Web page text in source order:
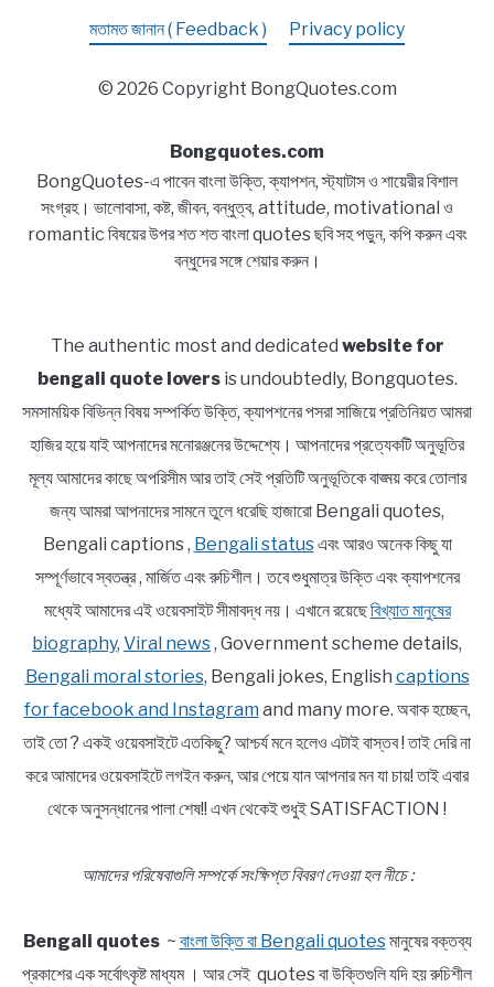
মতামত জানান ( Feedback ) Privacy policy
© 2026 Copyright BongQuotes.com
Bongquotes.com
BongQuotes-এ পাবেন বাংলা উক্তি, ক্যাপশন, স্ট্যাটাস ও শায়েরীর বিশাল
সংগ্রহ। ভালোবাসা, কষ্ট, জীবন, বন্ধুত্ব, attitude, motivational ও
romantic বিষয়ের উপর শত শত বাংলা quotes ছবি সহ পড়ুন, কপি করুন এবং
বন্ধুদের সঙ্গে শেয়ার করুন।
The authentic most and dedicated website for
bengali quote loversis undoubtedly, Bongquotes.
সমসাময়িক বিভিন্ন বিষয় সম্পর্কিত উক্তি, ক্যাপশনের পসরা সাজিয়ে প্রতিনিয়ত আমরা
হাজির হয়ে যাই আপনাদের মনোরঞ্জনের উদ্দেশ্যে। আপনাদের প্রত্যেকটি অনুভূতির
মূল্য আমাদের কাছে অপরিসীম আর তাই সেই প্রতিটি অনুভূতিকে বাঙ্ময় করে তোলার
জন্য আমরা আপনাদের সামনে তুলে ধরেছি হাজারো Bengali quotes,
Bengali captions , Bengali statusএবং আরও অনেক কিছু যা
সম্পূর্ণভাবে স্বতন্ত্র , মার্জিত এবং রুচিশীল। তবে শুধুমাত্র উক্তি এবং ক্যাপশনের
মধ্যেই আমাদের এই ওয়েবসাইট সীমাবদ্ধ নয়। এখানে রয়েছেবিখ্যাত মানুষের
biography, Viral news, Government scheme details,
Bengali moral stories, Bengali jokes, English captions
for facebook and Instagram and many more. অবাক হচ্ছেন,
তাই তো ? একই ওয়েবসাইটে এতকিছু? আশ্চর্য মনে হলেও এটাই বাস্তব ! তাই দেরি না
করে আমাদের ওয়েবসাইটে লগইন করুন, আর পেয়ে যান আপনার মন যা চায়! তাই এবার
থেকে অনুসন্ধানের পালা শেষ!! এখন থেকেই শুধুই SATISFACTION !
আমাদের পরিষেবাগুলি সম্পর্কে সংক্ষিপ্ত বিবরণ দেওয়া হল নীচে :
Bengali quotes~ বাংলা উক্তি বা Bengali quotesমানুষের বক্তব্য
প্রকাশের এক সর্বোৎকৃষ্ট মাধ্যম । আর সেই quotes বা উক্তিগুলি যদি হয় রুচিশীল